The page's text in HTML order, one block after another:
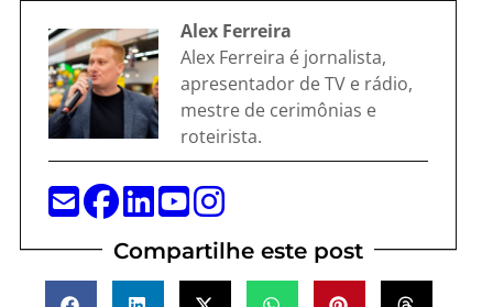
Alex Ferreira
Alex Ferreira é jornalista,
apresentador de TV e rádio,
mestre de cerimônias e
roteirista.
Compartilhe este post